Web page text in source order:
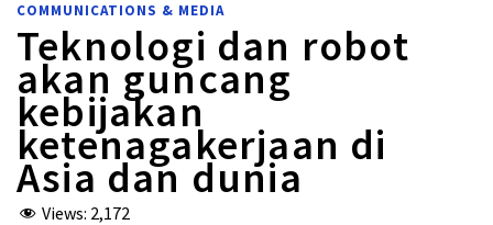
COMMUNICATIONS & MEDIA
Teknologi dan robot
akan guncang
kebijakan
ketenagakerjaan di
Asia dan dunia
Views: 2,172